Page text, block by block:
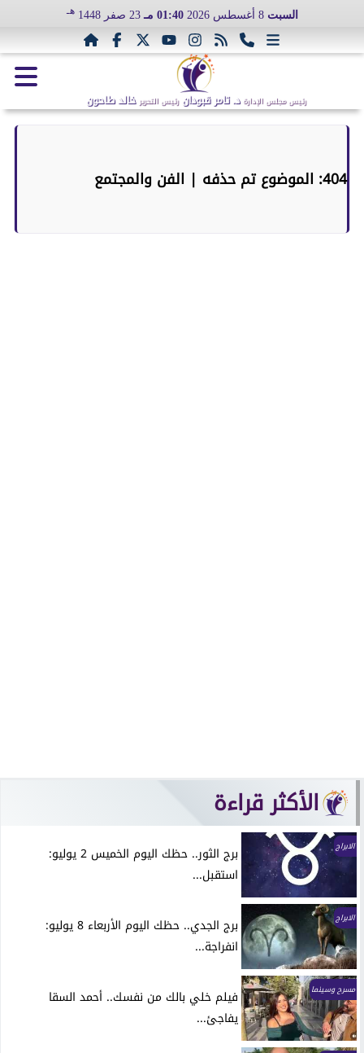
السبت 8 أغسطس 2026 01:40 مـ 23 صفر 1448 هـ
رئيس مجلس الإدارة د. تامر قبودان رئيس التحرير خالد طاحون
404: الموضوع تم حذفه | الفن والمجتمع
الأكثر قراءة
الابراج
برج الثور.. حظك اليوم الخميس 2 يوليو:
استقبل...
الابراج
برج الجدي.. حظك اليوم الأربعاء 8 يوليو:
انفراجة...
مسرح وسينما
فيلم خلي بالك من نفسك.. أحمد السقا
يفاجئ...